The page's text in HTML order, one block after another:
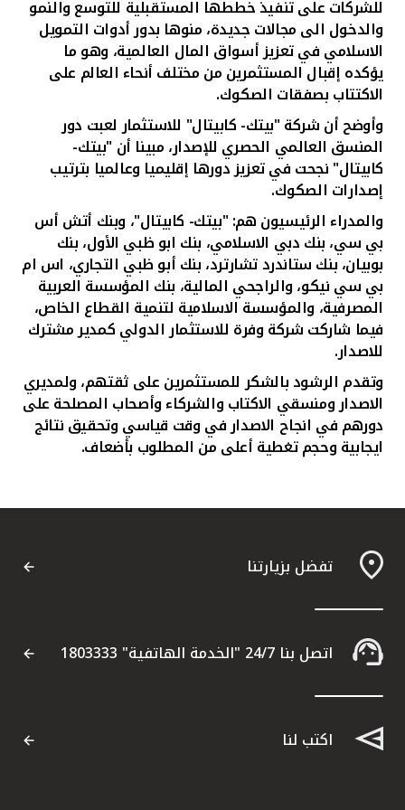
للشركات على تنفيذ خططها المستقبلية للتوسع والنمو
والدخول الى مجالات جديدة، منوها بدور أدوات التمويل
الاسلامي في تعزيز أسواق المال العالمية، وهو ما
يؤكده إقبال المستثمرين من مختلف أنحاء العالم على
الاكتتاب بصفقات الصكوك.
وأوضح أن شركة "بيتك- كابيتال" للاستثمار لعبت دور
المنسق العالمي الحصري للإصدار، مبينا أن "بيتك-
كابيتال" نجحت في تعزيز دورها إقليميا وعالميا بترتيب
إصدارات الصكوك.
والمدراء الرئيسيون هم: "بيتك- كابيتال"، وبنك أتش أس
بي سي، بنك دبي الاسلامي، بنك ابو ظبي الأول، بنك
بوبيان، بنك ستاندرد تشارترد، بنك أبو ظبي التجاري، اس ام
بي سي نيكو، والراجحي المالية، بنك المؤسسة العربية
المصرفية، والمؤسسة الاسلامية لتنمية القطاع الخاص،
فيما شاركت شركة وفرة للاستثمار الدولي كمدير مشترك
للاصدار.
وتقدم الرشود بالشكر للمستثمرين على ثقتهم، ولمديري
الاصدار ومنسقي الاكتاب والشركاء وأصحاب المصلحة على
دورهم في انجاح الاصدار في وقت قياسي وتحقيق نتائج
ايجابية وحجم تغطية أعلى من المطلوب بأضعاف.
تفضل بزيارتنا
اتصل بنا 24/7 "الخدمة الهاتفية" 1803333
اكتب لنا